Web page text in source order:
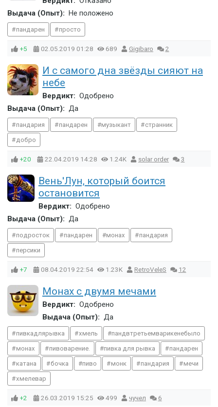
Выдача (Опыт):
Не положено
пандарен просто
+5 02.05.2019 01:28 689 Gigibaro 2
И с самого дна звёзды сияют на
небе
Вердикт: Одобрено
Выдача (Опыт): Да
пандария пандарен музыкант странник
добро
+20 22.04.2019 14:28 1.24K solar order 3
Вень'Лун, который боится
остановится
Вердикт: Одобрено
Выдача (Опыт): Да
подросток пандарен монах пандария
персики
+7 08.04.2019 22:54 1.23K RetroVeleS 12
Монах с двумя мечами
Вердикт: Одобрено
Выдача (Опыт): Да
пивкадлярывка хмель пандвтретьемварикенебыло
монах пивоварение. пивка для рывка пандарен
катана бочка пиво монк пандария мечи
хмелевар
+2 26.03.2019 15:25 499 чучел 6